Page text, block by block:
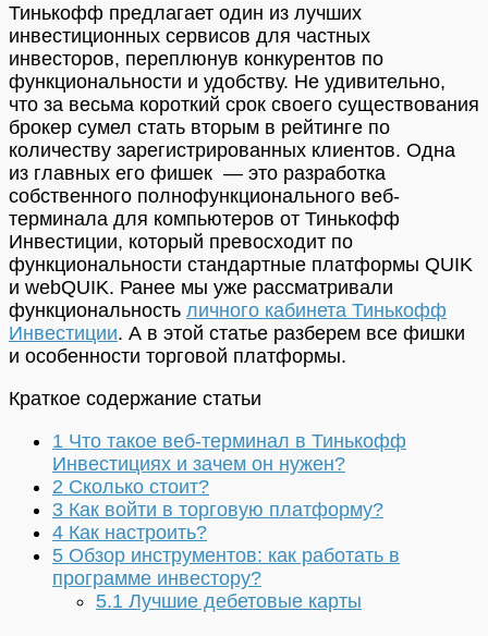
Тинькофф предлагает один из лучших
инвестиционных сервисов для частных
инвесторов, переплюнув конкурентов по
функциональности и удобству. Не удивительно,
что за весьма короткий срок своего существования
брокер сумел стать вторым в рейтинге по
количеству зарегистрированных клиентов. Одна
из главных его фишек — это разработка
собственного полнофункционального веб-
терминала для компьютеров от Тинькофф
Инвестиции, который превосходит по
функциональности стандартные платформы QUIK
и webQUIK. Ранее мы уже рассматривали
функциональность личного кабинета Тинькофф
Инвестиции. А в этой статье разберем все фишки
и особенности торговой платформы.
Краткое содержание статьи
1 Что такое веб-терминал в Тинькофф
Инвестициях и зачем он нужен?
2 Сколько стоит?
3 Как войти в торговую платформу?
4 Как настроить?
5 Обзор инструментов: как работать в
программе инвестору?
5.1 Лучшие дебетовые карты